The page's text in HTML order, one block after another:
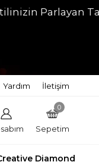
Yardım İletişim
0
Sepetim
Diamond